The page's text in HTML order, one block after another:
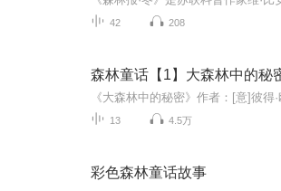
42 208
森林童话【1】大森林中的秘
13 4.5万
彩色森林童话故事